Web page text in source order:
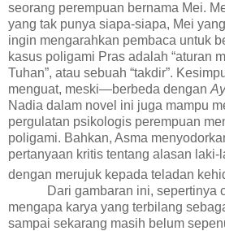
seorang perempuan bernama Mei.
yang tak punya siapa-siapa, Mei
ingin mengarahkan pembaca untuk
kasus poligami Pras adalah “aturan
Tuhan”, atau sebuah “takdir”.
menguat, meski—berbeda dengan
Nadia dalam novel ini juga mampu
pergulatan psikologis perempuan
poligami. Bahkan, Asma
pertanyaan kritis tentang alasan laki-
dengan merujuk kepada teladan
Dari gambaran ini, sepertinya
mengapa karya yang terbilang
sampai sekarang masih belum